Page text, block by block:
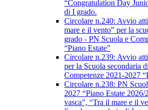
“Congratulation Day
di I grado.
Circolare n.240: Avvio
mare e il vento” per la
grado - PN Scuola e
“Piano Estate”
Circolare n.239: Avvio
per la Scuola secondaria
Competenze 2021-2027
Circolare n.238: PN
2027 “Piano Estate
vasca”, “Tra il mare e il